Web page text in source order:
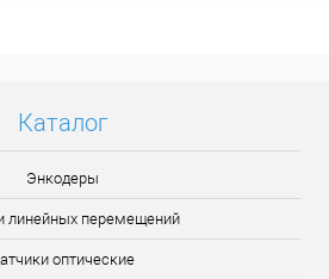
Каталог
Энкодеры
линейных перемещений
оптические